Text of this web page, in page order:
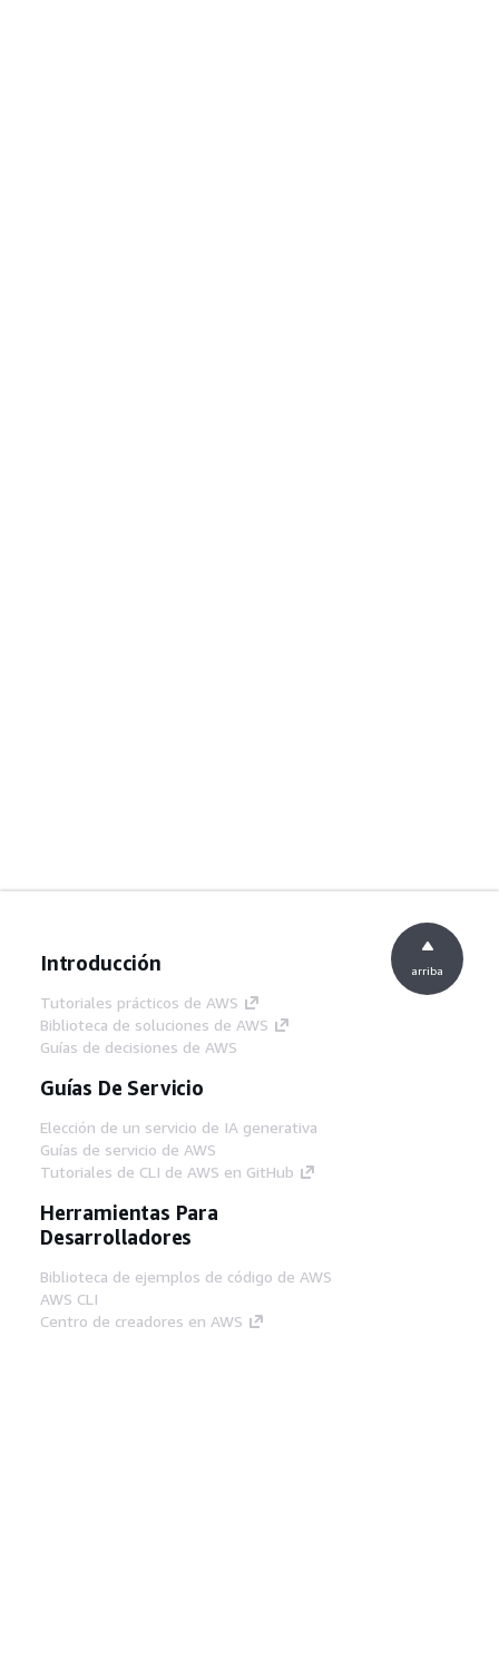
Introducción
Tutoriales prácticos de AWS
Biblioteca de soluciones de AWS
Guías de decisiones de AWS
Guías De Servicio
Elección de un servicio de IA generativa
Guías de servicio de AWS
Tutoriales de CLI de AWS en GitHub
Herramientas Para
Desarrolladores
Biblioteca de ejemplos de código de AWS
AWS CLI
Centro de creadores en AWS
arriba